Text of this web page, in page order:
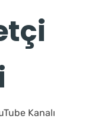
Kanalı